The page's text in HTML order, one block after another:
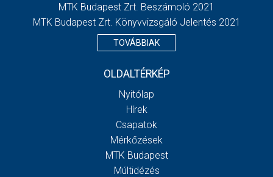
MTK Budapest Zrt. Beszámoló 2021
MTK Budapest Zrt. Könyvvizsgáló Jelentés 2021
TOVÁBBIAK
OLDALTÉRKÉP
Nyitólap
Hírek
Csapatok
Mérkőzések
MTK Budapest
Múltidézés